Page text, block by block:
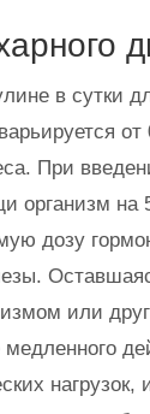
в сутки
При
организм на
дозу
или
нагрузок,